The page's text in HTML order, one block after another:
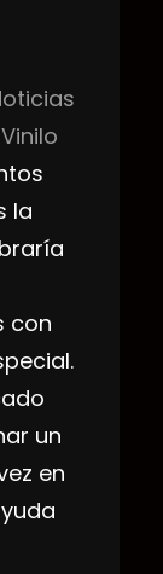
Vinilo
la
con
un
en